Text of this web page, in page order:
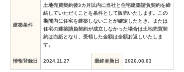
建築条件
土地売買契約後3カ月以内に当社と住宅建築請負契約を締
結していただくことを条件として販売いたします。この
期間内に住宅を建築しないことが確定したとき、または
住宅の建築請負契約が成立しなかった場合は土地売買契
約は白紙となり、受領した金額は全額お返しいたしま
す。
情報登録日 2024.11.27 最終更新日 2026.08.03